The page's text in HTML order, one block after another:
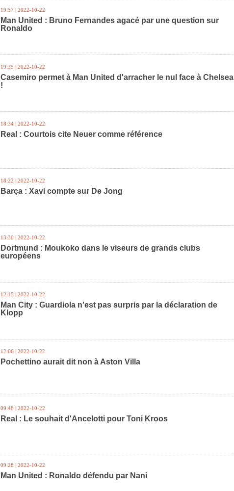
19:57 | 2022-10-22
Man United : Bruno Fernandes agacé par une question sur
Ronaldo
19:35 | 2022-10-22
Casemiro permet à Man United d'arracher le nul face à Chelsea
!
18:34 | 2022-10-22
Real : Courtois cite Neuer comme référence
18:22 | 2022-10-22
Barça : Xavi compte sur De Jong
13:30 | 2022-10-22
Dortmund : Moukoko dans le viseurs de grands clubs
européens
12:15 | 2022-10-22
Man City : Guardiola n'est pas surpris par la déclaration de
Klopp
12:06 | 2022-10-22
Pochettino aurait dit non à Aston Villa
09:48 | 2022-10-22
Real : Le souhait d'Ancelotti pour Toni Kroos
09:28 | 2022-10-22
Man United : Ronaldo défendu par Nani